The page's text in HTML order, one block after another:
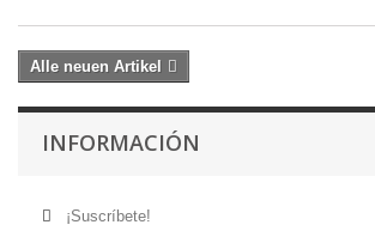
Alle neuen Artikel
INFORMACIÓN
¡Suscríbete!